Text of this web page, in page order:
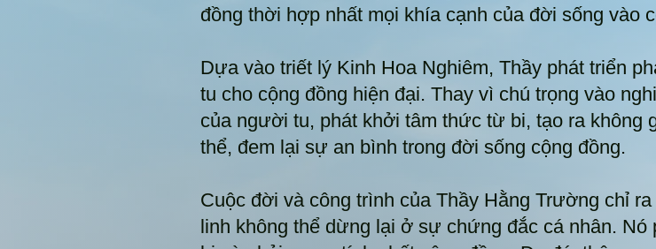
đồng thời hợp nhất mọi khía cạnh của đời sống vào
Dựa vào triết lý Kinh Hoa Nghiêm, Thầy phát triển
tu cho cộng đồng hiện đại. Thay vì chú trọng vào
của người tu, phát khởi tâm thức từ bi, tạo ra không
thể, đem lại sự an bình trong đời sống cộng đồng.
Cuộc đời và công trình của Thầy Hằng Trường chỉ
linh không thể dừng lại ở sự chứng đắc cá nhân.